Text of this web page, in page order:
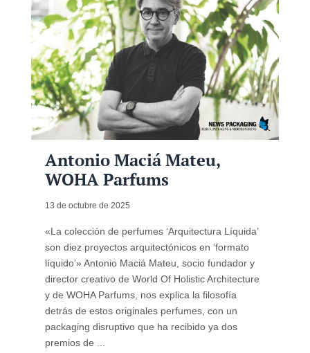
Antonio Maciá Mateu,
WOHA Parfums
13 de octubre de 2025
«La colección de perfumes ‘Arquitectura Líquida’
son diez proyectos arquitectónicos en ‘formato
líquido’» Antonio Maciá Mateu, socio fundador y
director creativo de World Of Holistic Architecture
y de WOHA Parfums, nos explica la filosofía
detrás de estos originales perfumes, con un
packaging disruptivo que ha recibido ya dos
premios de ...